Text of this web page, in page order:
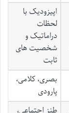
اپیزودیک با
لحظات
دراماتیک و
شخصیت های
ثابت
بصری، کلامی،
پارودی